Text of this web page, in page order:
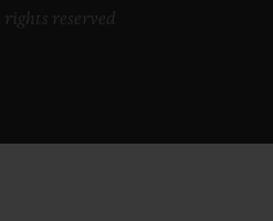
reserved